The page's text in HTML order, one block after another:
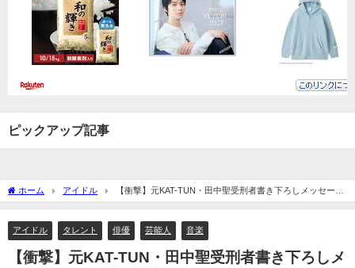
ピックアップ記事
ホーム アイドル
【衝撃】元KAT-TUN・田中聖受刑者書き下ろしメッセージ
ソング初公開・・・
アイドル タレント 俳優 芸能人 音楽
【衝撃】元KAT-TUN・田中聖受刑者書き下ろしメ